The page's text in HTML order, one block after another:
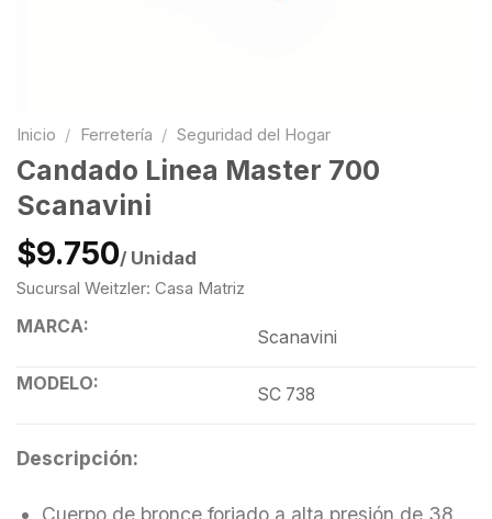
Inicio / Ferretería / Seguridad del Hogar
Candado Linea Master 700
Scanavini
$9.750/ Unidad
Sucursal Weitzler: Casa Matriz
MARCA:
Scanavini
MODELO:
SC 738
Descripción:
Cuerpo de bronce forjado a alta presión de 38